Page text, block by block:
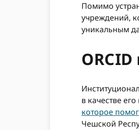
Помимо
учреждений,
уникальным
в качестве
которое
Чешской